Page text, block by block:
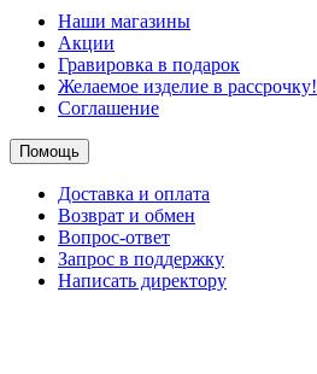
Наши магазины
Акции
Гравировка в подарок
Желаемое изделие в рассрочку!
Соглашение
Помощь
Доставка и оплата
Возврат и обмен
Вопрос-ответ
Запрос в поддержку
Написать директору